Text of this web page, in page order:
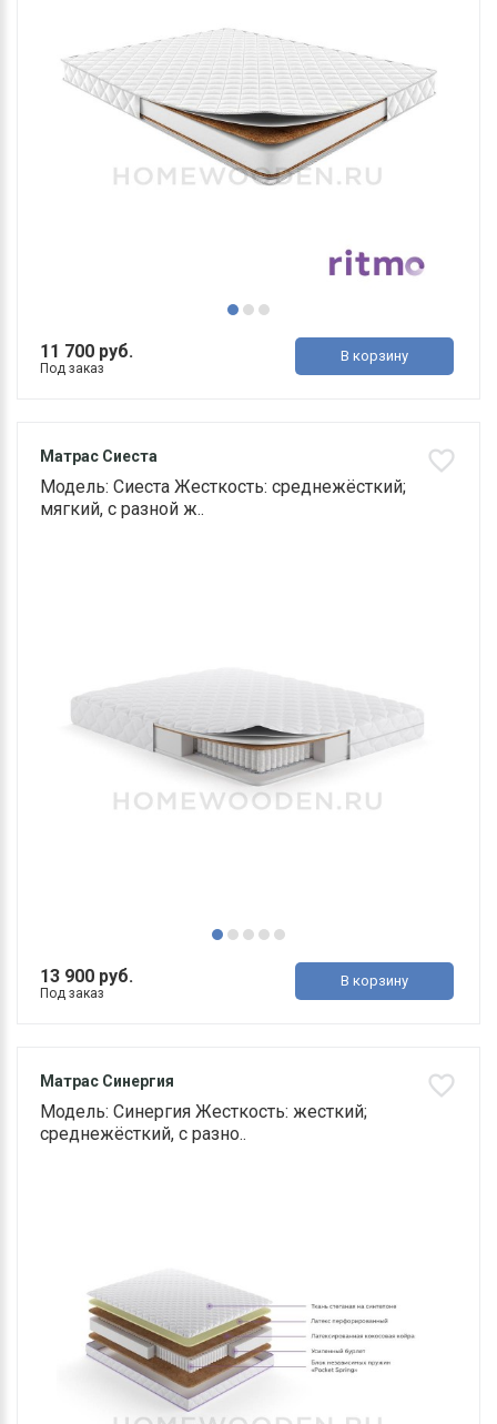
11 700 руб.
Под заказ
В корзину
Матрас Сиеста
Модель: Сиеста Жесткость: среднежёсткий;
мягкий, с разной ж..
13 900 руб.
Под заказ
В корзину
Матрас Синергия
Модель: Синергия Жесткость: жесткий;
среднежёсткий, с разно..